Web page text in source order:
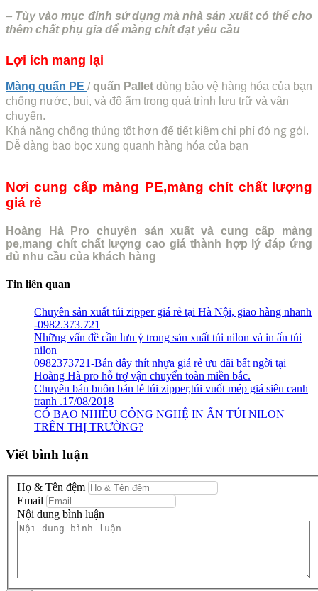
– Tùy vào mục đính sử dụng mà nhà sản xuất có thể cho
thêm chất phụ gia để màng chít đạt yêu cầu
Lợi ích mang lại
Màng quấn PE /quấn Pallet dùng bảo vệ hàng hóa của bạn
chống nước, bụi, và độ ẩm trong quá trình lưu trữ và vận
chuyển.
Khả năng chống thủng tốt hơn để tiết kiệm chi phí đó ng gói.
Dễ dàng bao bọc xung quanh hàng hóa của bạn
Nơi cung cấp màng PE,màng chít chất lượng
giá rẻ
Hoàng Hà Pro chuyên sản xuất và cung cấp màng
pe,mang chít chất lượng cao giá thành hợp lý đáp ứng
đủ nhu cầu của khách hàng
Tin liên quan
Chuyên sản xuất túi zipper giá rẻ tại Hà Nội, giao hàng nhanh
-0982.373.721
Những vấn đề cần lưu ý trong sản xuất túi nilon và in ấn túi
nilon
0982373721-Bán dây thít nhựa giá rẻ ưu đãi bất ngời tại
Hoàng Hà pro hỗ trợ vận chuyển toàn miền bắc.
Chuyên bán buôn bán lẻ túi zipper,túi vuốt mép giá siêu canh
tranh .17/08/2018
CÓ BAO NHIÊU CÔNG NGHỆ IN ẤN TÚI NILON
TRÊN THỊ TRƯỜNG?
Viết bình luận
Họ & Tên đệm
Email
Nội dung bình luận